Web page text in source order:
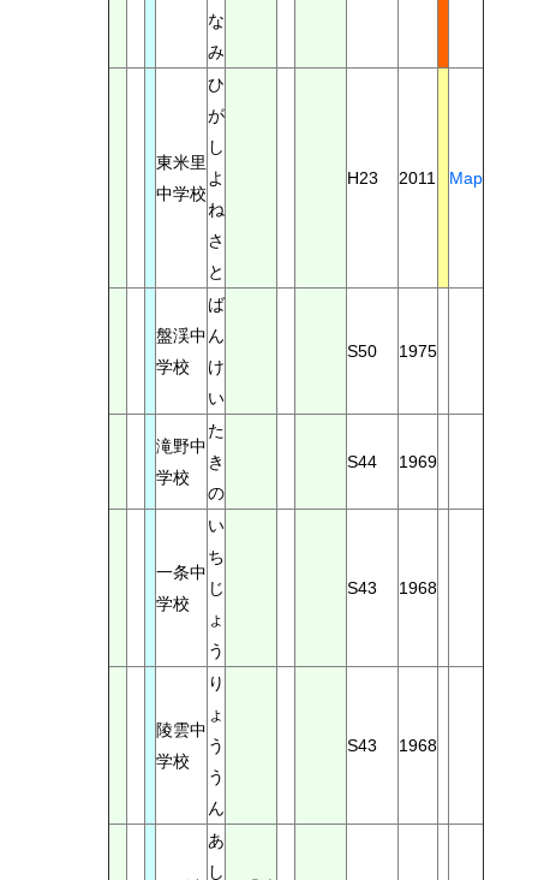
な
み
東米里
中学校
ひ
が
し
よ
ね
さ
と
H23 2011 Map
盤渓中
学校
ば
ん
け
い
S50 1975
滝野中
学校
た
き
の
S44 1969
一条中
学校
い
ち
じ
ょ
う
S43 1968
陵雲中
学校
り
ょ
う
う
ん
S43 1968
あ
し